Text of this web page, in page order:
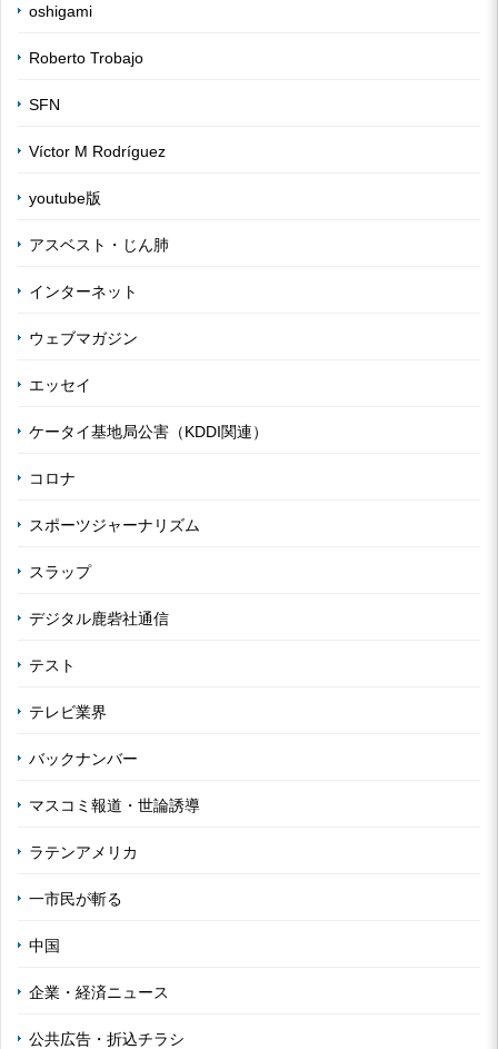
oshigami
Roberto Trobajo
SFN
Víctor M Rodríguez
youtube版
アスベスト・じん肺
インターネット
ウェブマガジン
エッセイ
ケータイ基地局公害（KDDI関連）
コロナ
スポーツジャーナリズム
スラップ
デジタル鹿砦社通信
テスト
テレビ業界
バックナンバー
マスコミ報道・世論誘導
ラテンアメリカ
一市民が斬る
中国
企業・経済ニュース
公共広告・折込チラシ